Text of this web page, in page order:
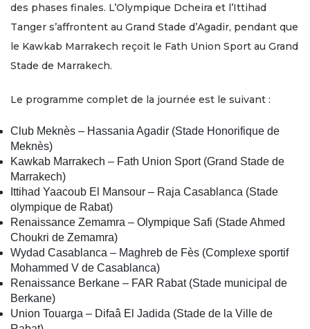
des phases finales. L’Olympique Dcheira et l’Ittihad
Tanger s’affrontent au Grand Stade d’Agadir, pendant que
le Kawkab Marrakech reçoit le Fath Union Sport au Grand
Stade de Marrakech.
Le programme complet de la journée est le suivant :
Club Meknès – Hassania Agadir (Stade Honorifique de
Meknès)
Kawkab Marrakech – Fath Union Sport (Grand Stade de
Marrakech)
Ittihad Yaacoub El Mansour – Raja Casablanca (Stade
olympique de Rabat)
Renaissance Zemamra – Olympique Safi (Stade Ahmed
Choukri de Zemamra)
Wydad Casablanca – Maghreb de Fès (Complexe sportif
Mohammed V de Casablanca)
Renaissance Berkane – FAR Rabat (Stade municipal de
Berkane)
Union Touarga – Difaâ El Jadida (Stade de la Ville de